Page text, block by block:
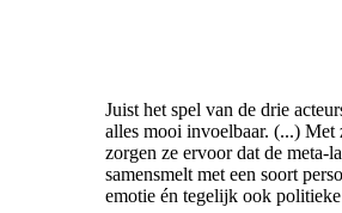
Juist het spel van de drie
alles mooi invoelbaar. (...) Met
zorgen ze ervoor dat de meta-
samensmelt met een soort
emotie én tegelijk ook